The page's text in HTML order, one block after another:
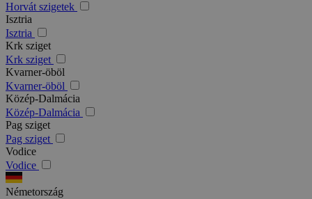
Horvát szigetek
Isztria
Isztria
Krk sziget
Krk sziget
Kvarner-öböl
Kvarner-öböl
Közép-Dalmácia
Közép-Dalmácia
Pag sziget
Pag sziget
Vodice
Vodice
Németország